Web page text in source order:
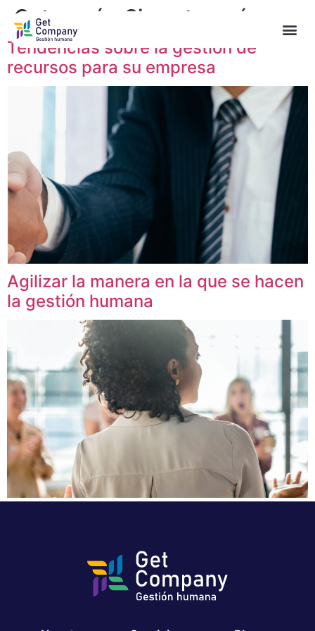
Categoría: Sin categoría
Tendencias sobre la gestión de
recursos para su empresa
Agilizar la manera en la que se hacen
la gestión humana